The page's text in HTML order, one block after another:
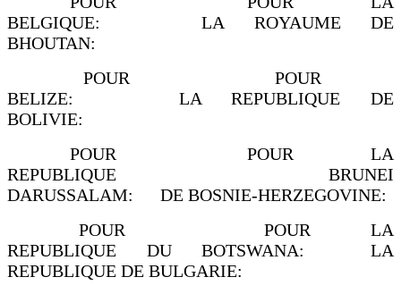
BELGIQUE: LA ROYAUME DE
BHOUTAN:
POUR POUR
BELIZE: LA REPUBLIQUE DE
BOLIVIE:
POUR POUR LA
REPUBLIQUE BRUNEI
DARUSSALAM: DE BOSNIE-HERZEGOVINE:
POUR POUR LA
REPUBLIQUE DU BOTSWANA: LA
REPUBLIQUE DE BULGARIE: